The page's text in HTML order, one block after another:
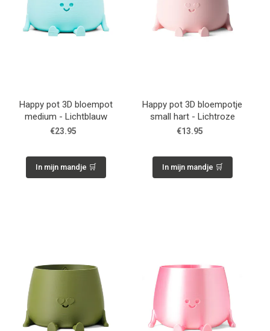
Happy pot 3D bloempot
medium - Lichtblauw
€23.95
In mijn mandje 🛒
Happy pot 3D bloempotje
small hart - Lichtroze
€13.95
In mijn mandje 🛒